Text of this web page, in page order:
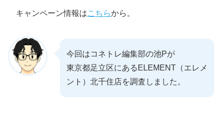
キャンペーン情報はこちらから。
今回はコネトレ編集部の池Pが
東京都足立区にあるELEMENT（エレメ
ント）北千住店を調査しました。